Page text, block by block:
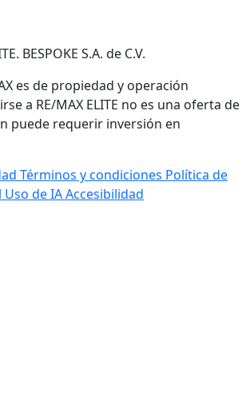
BESPOKE S.A. de C.V.
es de propiedad y operación
a RE/MAX ELITE no es una oferta de
puede requerir inversión en
Términos y condiciones Política de
Uso de IAAccesibilidad